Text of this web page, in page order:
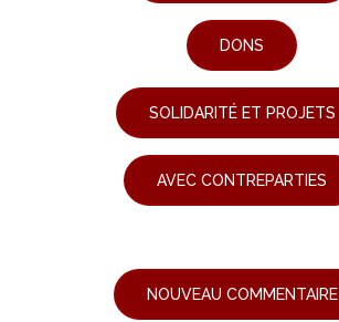
DONS
SOLIDARITÉ ET PROJETS
AVEC CONTREPARTIES
NOUVEAU COMMENTAIRE